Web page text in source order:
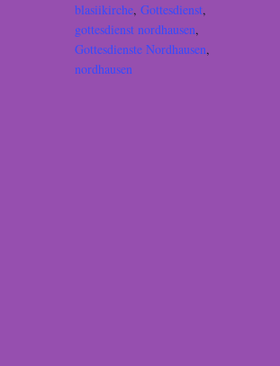
blasiikirche, Gottesdienst,
gottesdienst nordhausen,
Gottesdienste Nordhausen,
nordhausen